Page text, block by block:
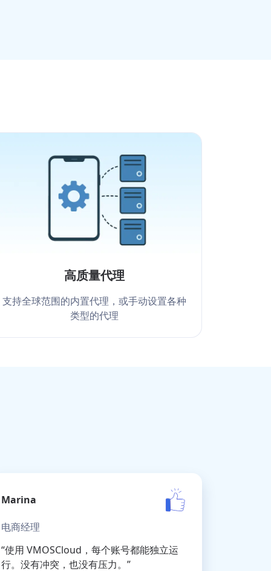
高质量代理
支持全球范围的内置代理，或手动设置各种
类型的代理
Marina
电商经理
“使用 VMOSCloud，每个账号都能独立运
行。没有冲突，也没有压力。”